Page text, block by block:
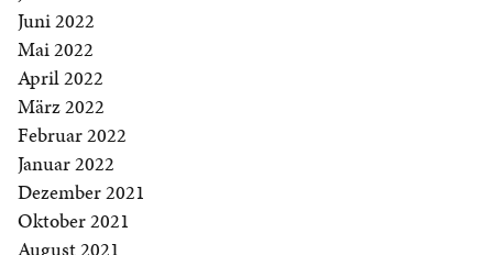
Juni 2022
Mai 2022
April 2022
März 2022
Februar 2022
Januar 2022
Dezember 2021
Oktober 2021
August 2021